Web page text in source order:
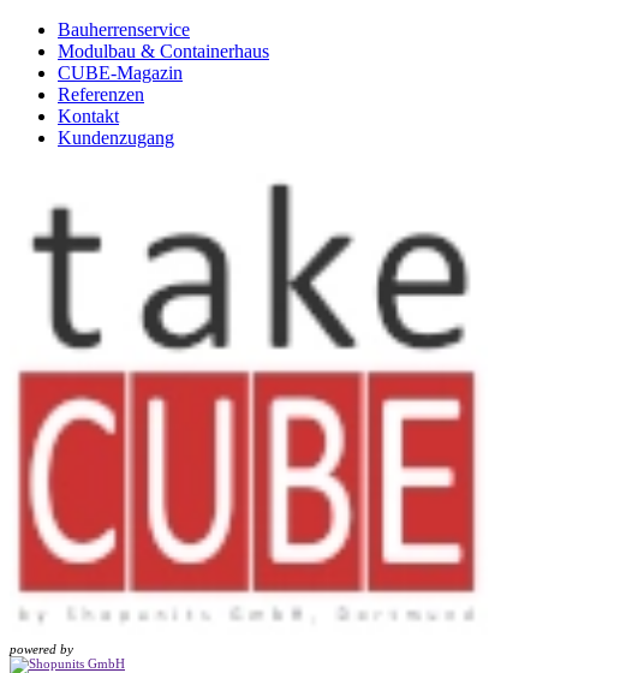
Bauherrenservice
Modulbau & Containerhaus
CUBE-Magazin
Referenzen
Kontakt
Kundenzugang
powered by